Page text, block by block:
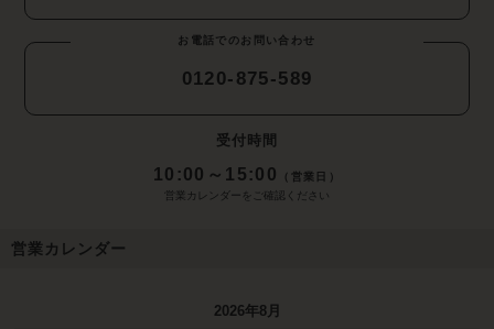
お電話でのお問い合わせ
0120-875-589
受付時間
10:00～15:00
（営業日）
営業カレンダーをご確認ください
営業カレンダー
2026年8月